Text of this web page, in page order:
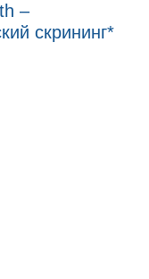
–
скрининг*